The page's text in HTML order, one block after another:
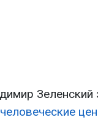
Зеленский